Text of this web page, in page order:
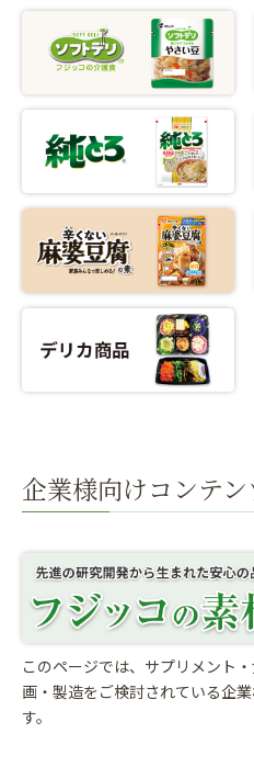
企業様向けコンテン
このページでは、サプリメント
画・製造をご検討されている企
す。